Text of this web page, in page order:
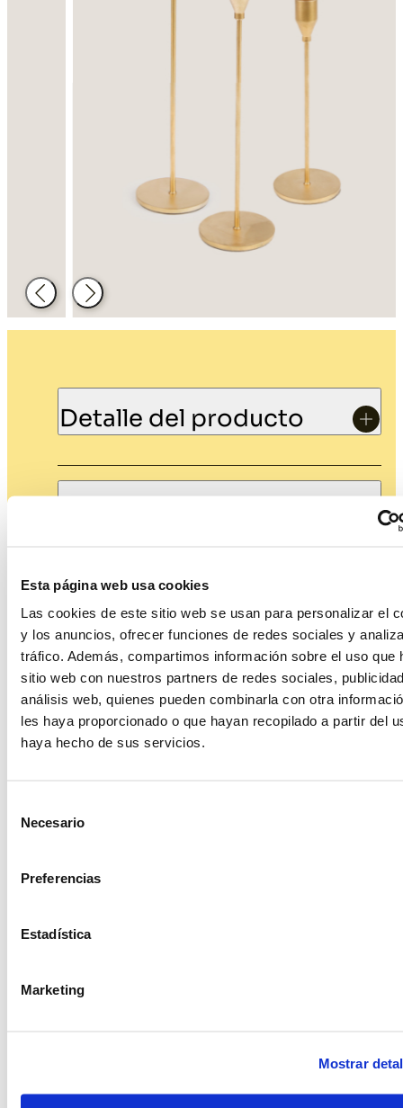
Esta página web usa cookies
Las cookies de este sitio web se usan para personalizar el
y los anuncios, ofrecer funciones de redes sociales y
tráfico. Además, compartimos información sobre el uso que
sitio web con nuestros partners de redes sociales,
análisis web, quienes pueden combinarla con otra
les haya proporcionado o que hayan recopilado a partir del
haya hecho de sus servicios.
Necesario
Preferencias
Estadística
Marketing
Mostrar
Atrás Siguiente
Detalle del producto
Productos relacionados
Candelabro cristal